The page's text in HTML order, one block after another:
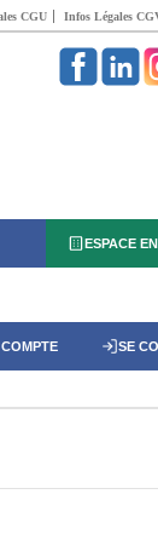
CGU Infos Légales
ESPACE
SE